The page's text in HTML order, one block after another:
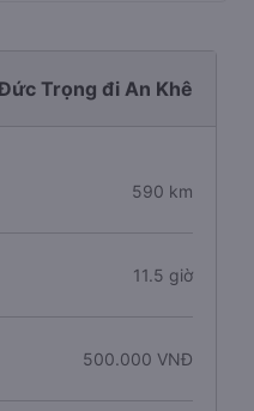
Trọng đi An Khê
590 km
11.5 giờ
500.000 VNĐ